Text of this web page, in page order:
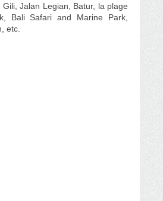
Jalan Legian, Batur, la plage
Bali Safari and Marine Park,
etc.